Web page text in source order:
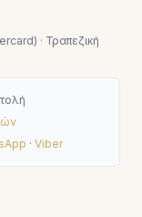
· Τραπεζική
· Viber